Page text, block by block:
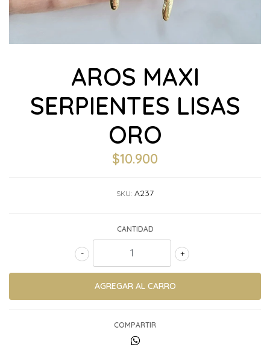
AROS MAXI
SERPIENTES LISAS
ORO
$10.900
SKU: A237
CANTIDAD
+
-
COMPARTIR